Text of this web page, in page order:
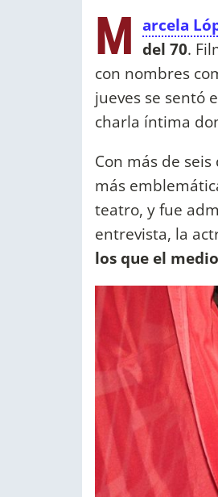
M arcela
del 70.
con nombres
jueves se sentó
charla íntima
Con más de
más
teatro, y fue
entrevista, la
los que el